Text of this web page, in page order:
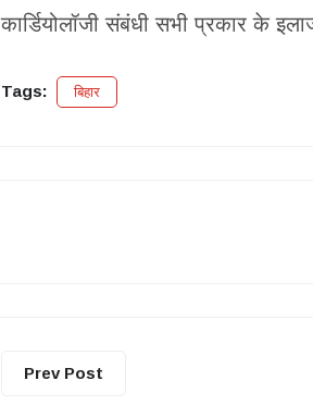
कार्डियोलॉजी संबंधी सभी प्रकार के
Tags: बिहार
Prev Post